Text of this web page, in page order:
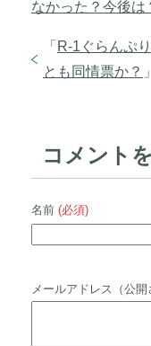
なかった？今後は
「 R-1ぐらんぷ
とも同情票か？ 」
コメント
名前 (必須)
メールアドレス（公開